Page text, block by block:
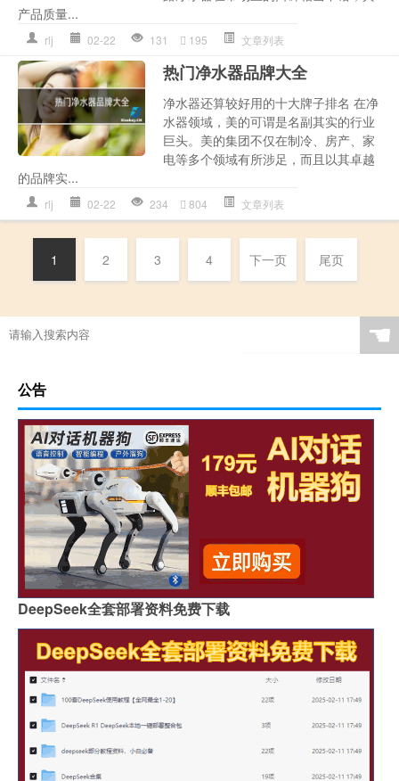
产品质量...
rlj 02-22 131 195 文章列表
热门净水器品牌大全
净水器还算较好用的十大牌子排名 在净
水器领域，美的可谓是名副其实的行业
巨头。美的集团不仅在制冷、房产、家
电等多个领域有所涉足，而且以其卓越
的品牌实...
rlj 02-22 234 804 文章列表
1 2 3 4 下一页 尾页
☚
公告
DeepSeek全套部署资料免费下载